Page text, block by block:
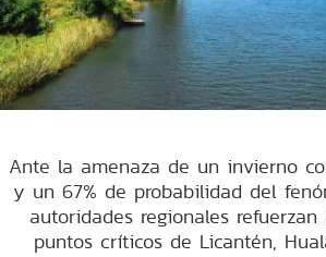
Ante la amenaza de un invierno
y un 67% de probabilidad del
autoridades regionales
puntos críticos de Licantén,